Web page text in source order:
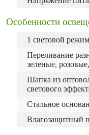
Особенности
1 световой
Переливание
зеленые,
Шапка из
светового
Стальное
Влагозащитный